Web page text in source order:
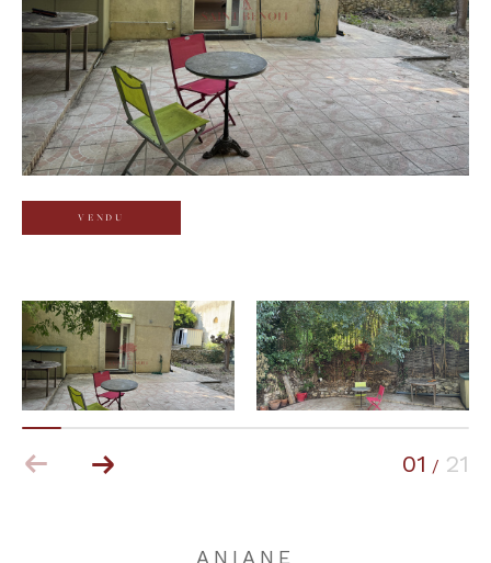
VENDU
01 / 21
ANIANE
Budget
Budget
Surface
Surface
Pièces
Référence
AFFINER LES CRITÈRES
TERRASSE PARKING PISCINE